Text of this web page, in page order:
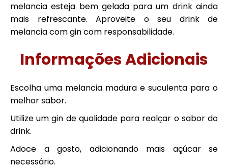
melancia esteja bem gelada para um drink ainda
mais refrescante. Aproveite o seu drink de
melancia com gin com responsabilidade.
Informações Adicionais
Escolha uma melancia madura e suculenta para o
melhor sabor.
Utilize um gin de qualidade para realçar o sabor do
drink.
Adoce a gosto, adicionando mais açúcar se
necessário.